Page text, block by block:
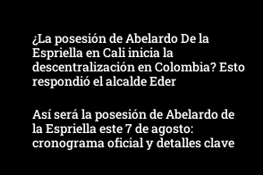
¿La posesión de Abelardo De la
Espriella en Cali inicia la
descentralización en Colombia? Esto
respondió el alcalde Eder
Así será la posesión de Abelardo de
la Espriella este 7 de agosto:
cronograma oficial y detalles clave